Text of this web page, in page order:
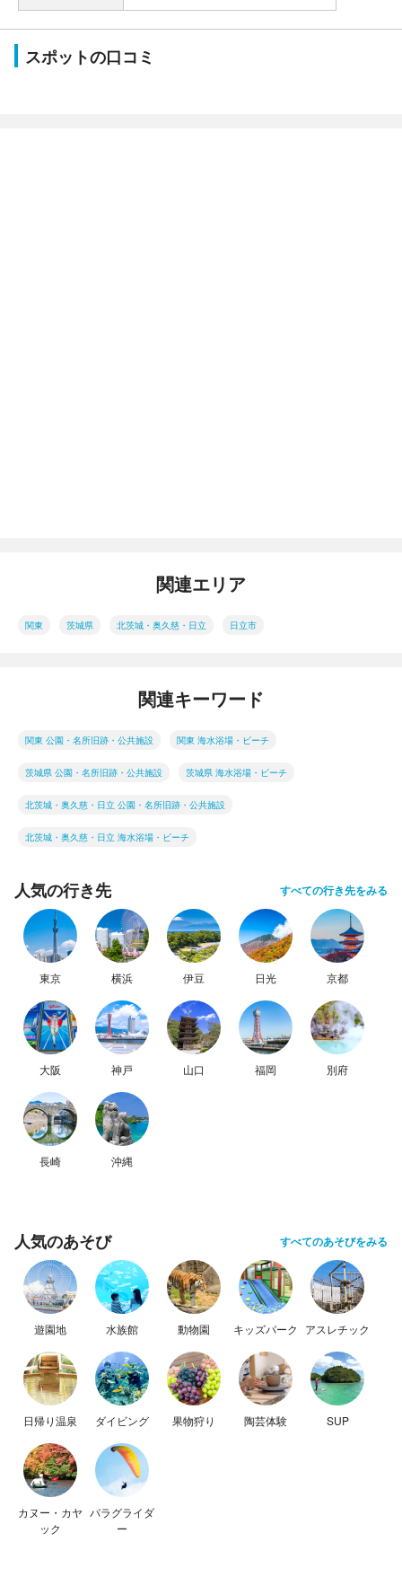
スポットの口コミ
関連エリア
関東 茨城県 北茨城・奥久慈・日立 日立市
関連キーワード
関東 公園・名所旧跡・公共施設 関東 海水浴場・ビーチ
茨城県 公園・名所旧跡・公共施設 茨城県 海水浴場・ビーチ
北茨城・奥久慈・日立 公園・名所旧跡・公共施設
北茨城・奥久慈・日立 海水浴場・ビーチ
人気の行き先 すべての行き先をみる
東京 横浜 伊豆 日光 京都
大阪 神戸 山口 福岡 別府
長崎 沖縄
人気のあそび すべてのあそびをみる
遊園地 水族館 動物園 キッズパーク アスレチック
日帰り温泉 ダイビング 果物狩り 陶芸体験 SUP
カヌー・カヤ
ック
パラグライダ
ー